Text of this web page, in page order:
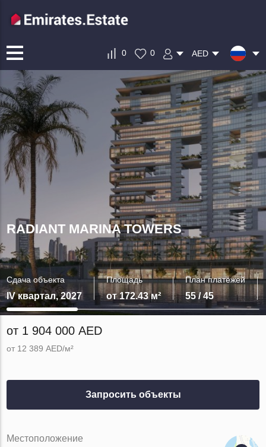
0 0 AED
RADIANT MARINA TOWERS
Сдача объекта
IV квартал, 2027
Площадь
от 172.43 м²
План платежей
55 / 45
от 1 904 000 AED
от 12 389 AED/м²
Запросить объекты
Местоположение